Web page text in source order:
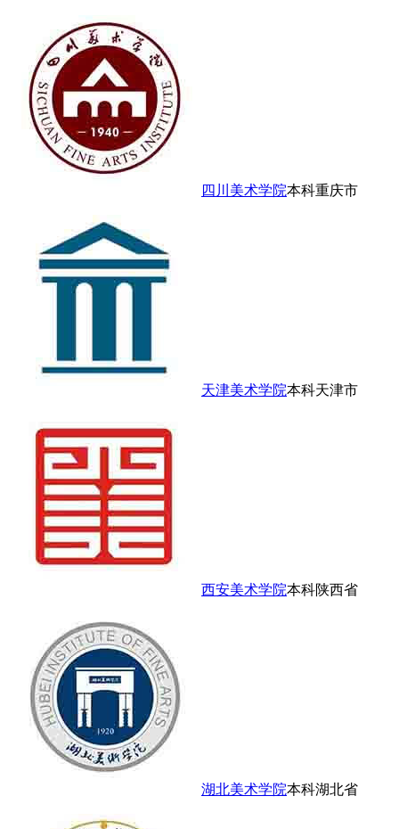
四川美术学院本科重庆市
天津美术学院本科天津市
西安美术学院本科陕西省
湖北美术学院本科湖北省